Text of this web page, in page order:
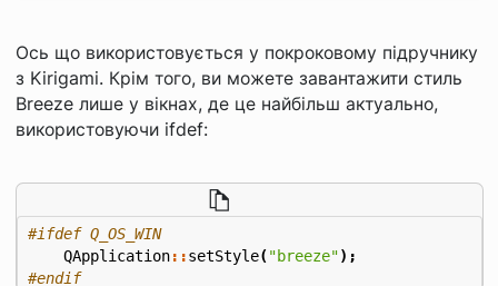
Ось що використовується у покроковому підручнику
з Kirigami. Крім того, ви можете завантажити стиль
Breeze лише у вікнах, де це найбільш актуально,
використовуючи ifdef:
#ifdef Q_OS_WIN
QApplication::setStyle("breeze");
#endif